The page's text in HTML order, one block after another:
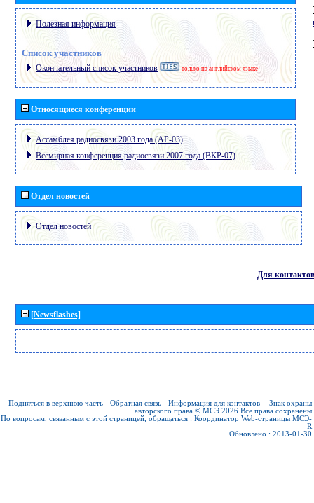
Полезная информация
Список участников
Окончательный список участников только на английском языке
Относящиеся конференции
Ассамблея радиосвязи 2003 года (АР-03)
Всемирная конференция радиосвязи 2007 года (ВКР-07)
Отдел новостей
Отдел новостей
Для контактов
[Newsflashes]
Подняться в верхнюю часть - Обратная связь - Информация для контактов - Знак охраны
авторского права © МСЭ 2026 Все права сохранены
По вопросам, связанным с этой страницей, обращаться : Координатор Web-страницы МСЭ-
R
Обновлено : 2013-01-30